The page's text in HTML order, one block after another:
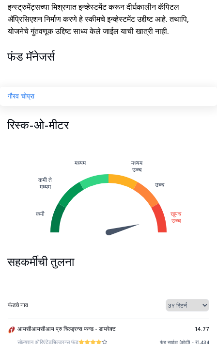
इन्स्ट्रुमेंट्सच्या मिश्रणात इन्व्हेस्टमेंट करून दीर्घकालीन कॅपिटल
ॲप्रिसिएशन निर्माण करणे हे स्कीमचे इन्व्हेस्टमेंट उद्दीष्ट आहे. तथापि,
योजनेचे गुंतवणूक उद्दिष्ट साध्य केले जाईल याची खात्री नाही.
फंड मॅनेजर्स
गौरव चोप्रा
रिस्क-ओ-मीटर
कमी
कमी ते
मध्यम
मध्यम
मध्यम
उच्च
उच्च
खूपच
उच्च
सहकर्मींची तुलना
फंडचे नाव
आयसीआयसीआय प्रु चिल्ड्रन्स फन्ड - डायरेक्ट 14.77
सोल्यूशन ओरिएंटेडचिल्ड्रन्स फंड फंड साईझ (कोटी) - ₹1,434